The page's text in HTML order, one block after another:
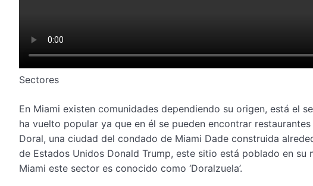
Sectores
En Miami existen comunidades dependiendo su origen, está el
ha vuelto popular ya que en él se pueden encontrar
Doral, una ciudad del condado de Miami Dade construida
de Estados Unidos Donald Trump, este sitio está poblado en
Miami este sector es conocido como ‘Doralzuela’.